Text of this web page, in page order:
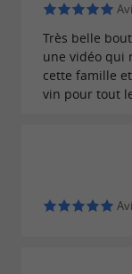
Ils
groupes
voyage...)
(minimum
L'abus
Très belle
une vidéo qui
cette famille
vin pour tout